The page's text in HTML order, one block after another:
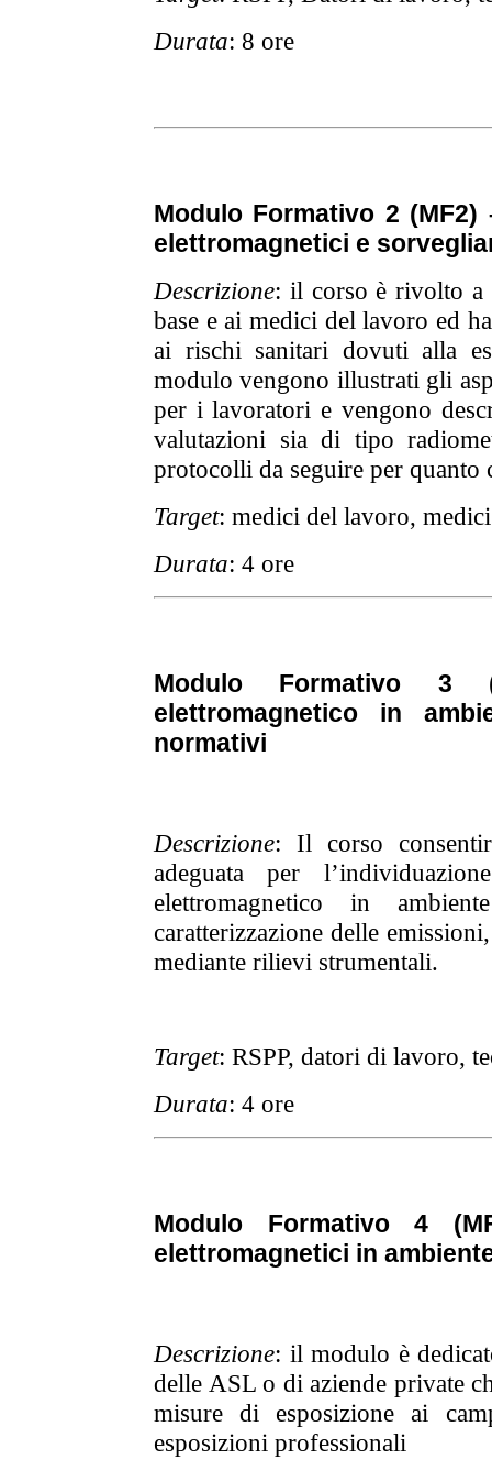
Durata: 8 ore
Modulo Formativo 2
elettromagnetici e
Descrizione: il corso è rivolto a
base e ai medici del lavoro ed
ai rischi sanitari dovuti alla
modulo vengono illustrati gli
per i lavoratori e vengono
valutazioni sia di tipo
protocolli da seguire per quanto
Target: medici del lavoro,
Durata: 4 ore
Modulo Formativo 3
elettromagnetico in
normativi
Descrizione: Il corso
adeguata per
elettromagnetico in
caratterizzazione delle
mediante rilievi strumentali.
Target: RSPP, datori di lavoro,
Durata: 4 ore
Modulo Formativo 4
elettromagnetici in
Descrizione: il modulo è
delle ASL o di aziende private
misure di esposizione ai
esposizioni professionali